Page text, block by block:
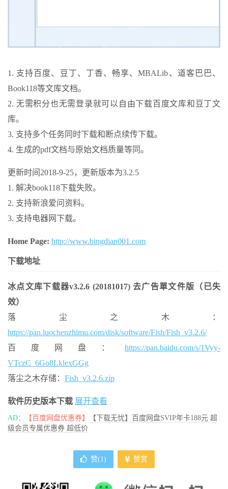
1. 支持百度、豆丁、丁香、畅享、MBALib、道客巴巴、
Book118等文库文档。
2. 无需积分也无需登录就可以自由下载百度文库和豆丁文
库。
3. 支持多个任务同时下载和断点续传下载。
4. 生成的pdf文档与原始文档质量等同。
更新时间2018-9-25，更新版本为3.2.5
1. 解决book118下载失败。
2. 支持新浪爱问资料。
3. 支持电器网下载。
Home Page: http://www.bingdian001.com
下载地址
冰点文库下载器v3.2.6 (20181017) 去广告單文件版（已失
效）
落尘之木：
https://pan.luochenzhimu.com/disk/software/Fish/Fish_v3.2.6/
百度网盘： https://pan.baidu.com/s/1Vyy-
VTczC_6Go8LklexGGg
落尘之木存储： Fish_v3.2.6.zip
软件历史版本下载 展开查看
AD： 【百度网盘优惠券】
【下载无忧】百度网盘SVIP年卡188元 超
级会员专属优惠券 超低价
赞(1) 赞赏